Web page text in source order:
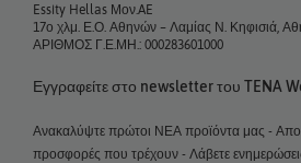
Essity Hellas Μον.AE
17ο χλμ. Ε.Ο. Αθηνών – Λαμίας Ν. Κηφισιά,
ΑΡΙΘΜΟΣ Γ.Ε.ΜΗ.: 000283601000
Εγγραφείτε στο newsletter του TENA
Ανακαλύψτε πρώτοι ΝΕΑ προϊόντα μας -
προσφορές που τρέχουν - Λάβετε